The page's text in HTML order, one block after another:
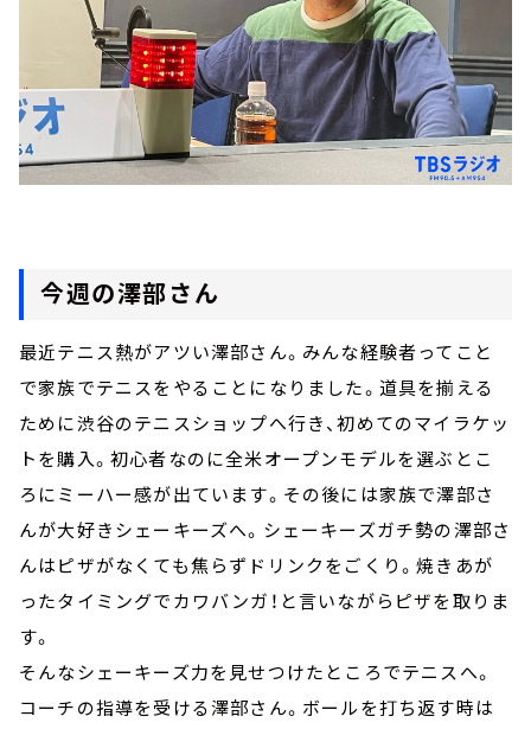
今週の澤部さん
最近テニス熱がアツい澤部さん。みんな経験者ってこと
で家族でテニスをやることになりました。道具を揃える
ために渋谷のテニスショップへ行き、初めてのマイラケッ
トを購入。初心者なのに全米オープンモデルを選ぶとこ
ろにミーハー感が出ています。その後には家族で澤部さ
んが大好きシェーキーズへ。シェーキーズガチ勢の澤部さ
んはピザがなくても焦らずドリンクをごくり。焼きあが
ったタイミングでカワバンガ！と言いながらピザを取りま
す。
そんなシェーキーズ力を見せつけたところでテニスへ。
コーチの指導を受ける澤部さん。ボールを打ち返す時は